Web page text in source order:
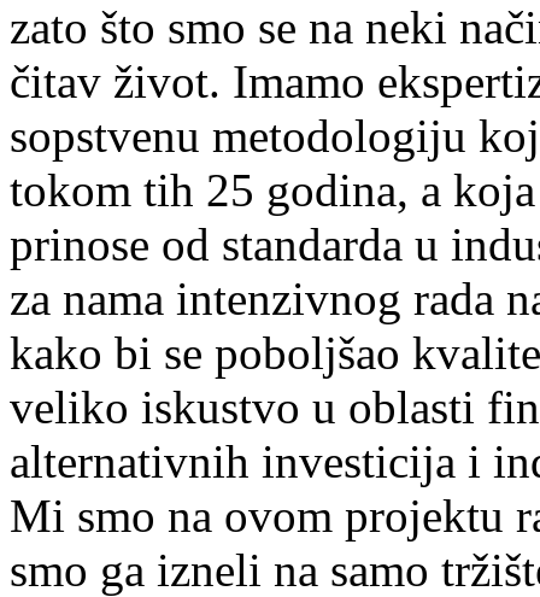
zato što smo se na neki
čitav život. Imamo
sopstvenu metodologiju
tokom tih 25 godina, a
prinose od standarda u
za nama intenzivnog rada
kako bi se poboljšao
veliko iskustvo u oblasti
alternativnih investicija i
Mi smo na ovom projektu
smo ga izneli na samo